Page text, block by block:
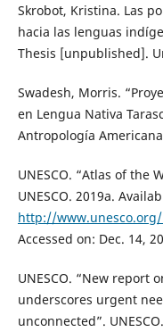
Skrobot, Kristina. Las
hacia las lenguas
Thesis [unpublished].
Swadesh, Morris.
en Lengua Nativa
Antropología
UNESCO. “Atlas of the
UNESCO. 2019a.
http://
Accessed on: Dec. 14,
UNESCO. “New report
underscores urgent
unconnected”.